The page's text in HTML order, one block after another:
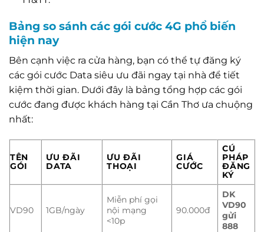
Bảng so sánh các gói cước 4G phổ biến
hiện nay
Bên cạnh việc ra cửa hàng, bạn có thể tự đăng ký
các gói cước Data siêu ưu đãi ngay tại nhà để tiết
kiệm thời gian. Dưới đây là bảng tổng hợp các gói
cước đang được khách hàng tại Cần Thơ ưa chuộng
nhất:
TÊN
GÓI
ƯU ĐÃI
DATA
ƯU ĐÃI
THOẠI
GIÁ
CƯỚC
CÚ
PHÁP
ĐĂNG
KÝ
VD90 1GB/ngày
Miễn phí gọi
nội mạng
<10p
90.000đ
DK
VD90
gửi
888